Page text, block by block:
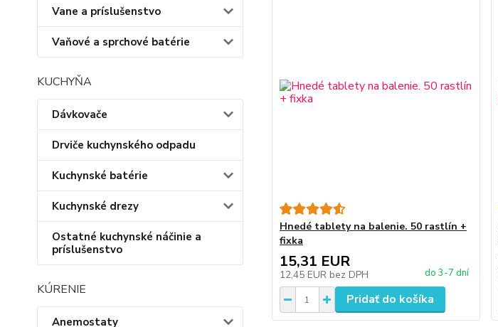
Vane a príslušenstvo
Vaňové a sprchové batérie
KUCHYŇA
Dávkovače
Drviče kuchynského odpadu
Kuchynské batérie
Kuchynské drezy
Ostatné kuchynské náčinie a
príslušenstvo
KÚRENIE
Anemostaty
Hnedé tablety na balenie. 50 rastlín +
fixka
15,31 EUR
12,45 EUR bez DPH do 3-7 dní
Pridať do košíka